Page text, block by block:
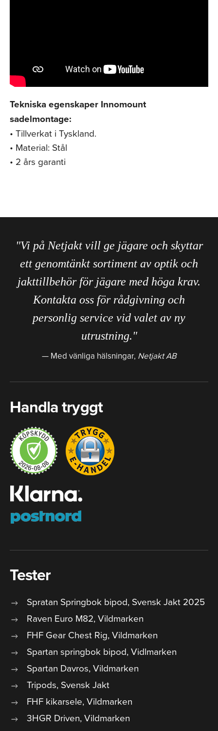
Tekniska egenskaper Innomount
sadelmontage:
• Tillverkat i Tyskland.
• Material: Stål
• 2 års garanti
"Vi på Netjakt vill ge jägare och skyttar
ett genomtänkt sortiment av optik och
jakttillbehör för jägare med höga krav.
Kontakta oss för rådgivning och
personlig service vid valet av ny
utrustning."
Med vänliga hälsningar, Netjakt AB
Handla tryggt
Tester
Spratan Springbok bipod, Svensk Jakt 2025
Raven Euro M82, Vildmarken
FHF Gear Chest Rig, Vildmarken
Spartan springbok bipod, Vidlmarken
Spartan Davros, Vildmarken
Tripods, Svensk Jakt
FHF kikarsele, Vildmarken
3HGR Driven, Vildmarken